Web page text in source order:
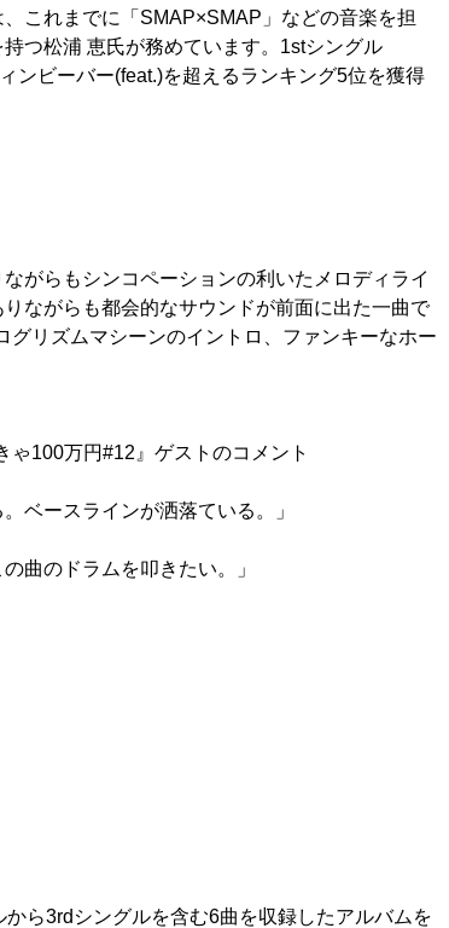
これまでに「SMAP×SMAP」などの音楽を担
つ松浦 恵氏が務めています。1stシングル
ンビーバー(feat.)を超えるランキング5位を獲得
がらもシンコペーションの利いたメロディライ
ながらも都会的なサウンドが前面に出た一曲で
リズムマシーンのイントロ、ファンキーなホー
100万円#12』ゲストのコメント
ベースラインが洒落ている。」
曲のドラムを叩きたい。」
ら3rdシングルを含む6曲を収録したアルバムを